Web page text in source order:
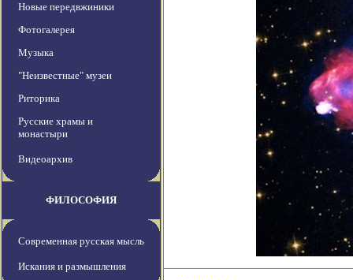
Новые передвжиники
Фотогалерея
Музыка
"Неизвестные" музеи
Риторика
Русские храмы и
монастыри
Видеоархив
ФИЛОСОФИЯ
Современная русская мысль
Искания и размышления